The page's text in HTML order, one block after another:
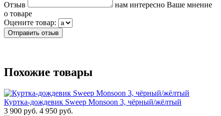
Отзыв
нам интересно Ваше мнение
о товаре
Оцените товар:
Похожие товары
Куртка-дождевик Sweep Monsoon 3, чёрный/жёлтый
3 900 руб. 4 950 руб.